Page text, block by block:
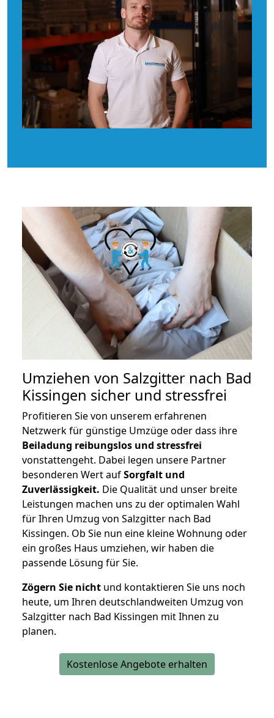
Umziehen von Salzgitter nach Bad
Kissingen sicher und stressfrei
Profitieren Sie von unserem erfahrenen
Netzwerk für günstige Umzüge oder dass ihre
Beiladung reibungslos und stressfrei
vonstattengeht. Dabei legen unsere Partner
besonderen Wert aufSorgfalt und
Zuverlässigkeit. Die Qualität und unser breite
Leistungen machen uns zu der optimalen Wahl
für Ihren Umzug von Salzgitter nach Bad
Kissingen. Ob Sie nun eine kleine Wohnung oder
ein großes Haus umziehen, wir haben die
passende Lösung für Sie.
Zögern Sie nicht und kontaktieren Sie uns noch
heute, um Ihren deutschlandweiten Umzug von
Salzgitter nach Bad Kissingen mit Ihnen zu
planen.
Kostenlose Angebote erhalten